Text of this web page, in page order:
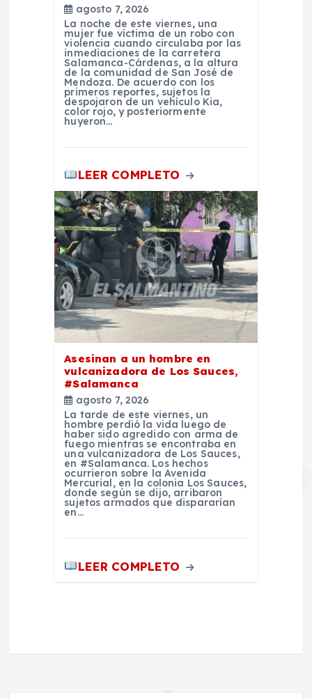
agosto 7, 2026
La noche de este viernes, una
mujer fue víctima de un robo con
violencia cuando circulaba por las
inmediaciones de la carretera
Salamanca-Cárdenas, a la altura
de la comunidad de San José de
Mendoza. De acuerdo con los
primeros reportes, sujetos la
despojaron de un vehículo Kia,
color rojo, y posteriormente
huyeron…
LEER COMPLETO
Asesinan a un hombre en
vulcanizadora de Los Sauces,
#Salamanca
agosto 7, 2026
La tarde de este viernes, un
hombre perdió la vida luego de
haber sido agredido con arma de
fuego mientras se encontraba en
una vulcanizadora de Los Sauces,
en #Salamanca. Los hechos
ocurrieron sobre la Avenida
Mercurial, en la colonia Los Sauces,
donde según se dijo, arribaron
sujetos armados que dispararían
en…
LEER COMPLETO